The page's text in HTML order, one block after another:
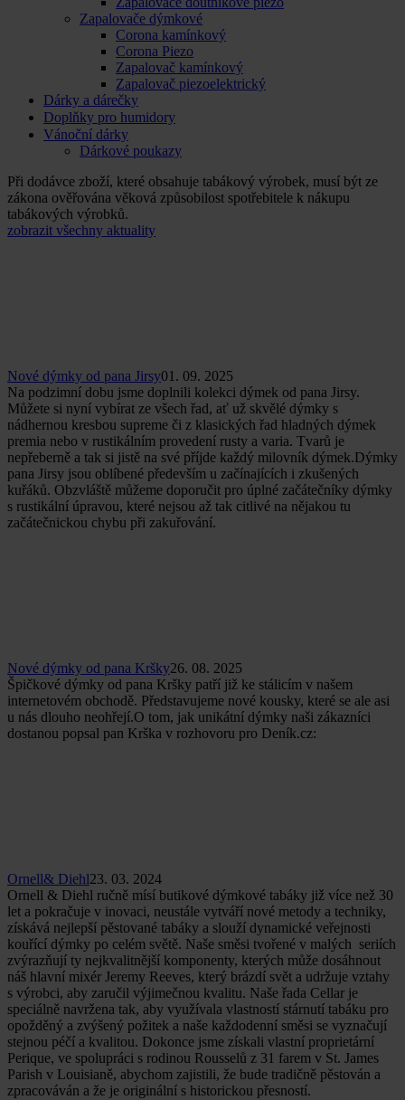
Zapalovače dýmkové
Corona kamínkový
Corona Piezo
Zapalovač kamínkový
Zapalovač piezoelektrický
Dárky a dárečky
Doplňky pro humidory
Vánoční dárky
Dárkové poukazy
Při dodávce zboží, které obsahuje tabákový výrobek, musí být ze
zákona ověřována věková způsobilost spotřebitele k nákupu
tabákových výrobků.
zobrazit všechny aktuality
Nové dýmky od pana Jirsy01. 09. 2025
Na podzimní dobu jsme doplnili kolekci dýmek od pana Jirsy.
Můžete si nyní vybírat ze všech řad, ať už skvělé dýmky s
nádhernou kresbou supreme či z klasických řad hladných dýmek
premia nebo v rustikálním provedení rusty a varia. Tvarů je
nepřeberně a tak si jistě na své příjde každý milovník dýmek.Dýmky
pana Jirsy jsou oblíbené především u začínajících i zkušených
kuřáků. Obzvláště můžeme doporučit pro úplné začátečníky dýmky
s rustikální úpravou, které nejsou až tak citlivé na nějakou tu
začátečnickou chybu při zakuřování.
Nové dýmky od pana Kršky26. 08. 2025
Špičkové dýmky od pana Kršky patří již ke stálicím v našem
internetovém obchodě. Představujeme nové kousky, které se ale asi
u nás dlouho neohřejí.O tom, jak unikátní dýmky naši zákazníci
dostanou popsal pan Krška v rozhovoru pro Deník.cz:
Ornell& Diehl23. 03. 2024
Ornell & Diehl ručně mísí butikové dýmkové tabáky již více než 30
let a pokračuje v inovaci, neustále vytváří nové metody a techniky,
získává nejlepší pěstované tabáky a slouží dynamické veřejnosti
kouřící dýmky po celém světě. Naše směsi tvořené v malých seriích
zvýrazňují ty nejkvalitnější komponenty, kterých může dosáhnout
náš hlavní mixér Jeremy Reeves, který brázdí svět a udržuje vztahy
s výrobci, aby zaručil výjimečnou kvalitu. Naše řada Cellar je
speciálně navržena tak, aby využívala vlastností stárnutí tabáku pro
opožděný a zvýšený požitek a naše každodenní směsi se vyznačují
stejnou péčí a kvalitou. Dokonce jsme získali vlastní proprietární
Perique, ve spolupráci s rodinou Rousselů z 31 farem v St. James
Parish v Louisianě, abychom zajistili, že bude tradičně pěstován a
zpracováván a že je originální s historickou přesností.